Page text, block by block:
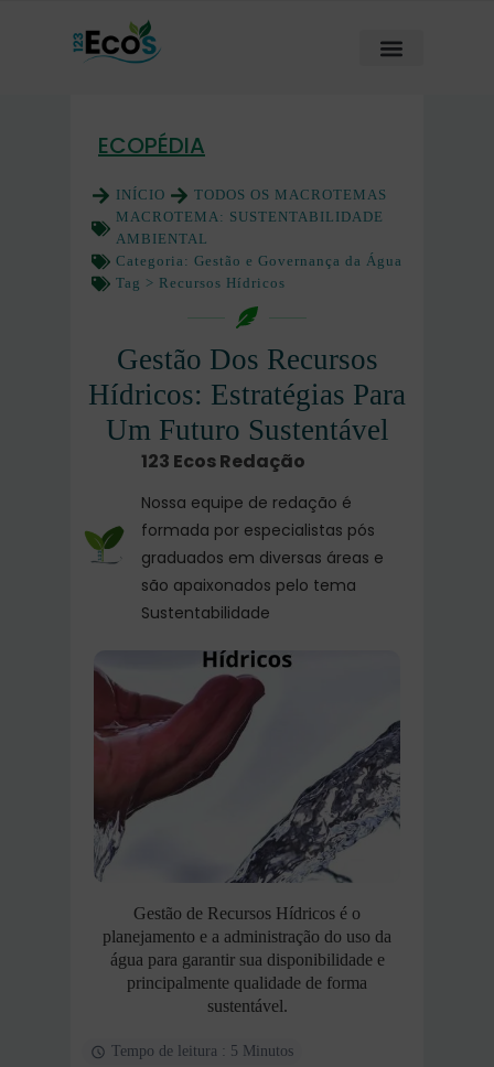
ECOPÉDIA
INÍCIO
TODOS OS MACROTEMAS
MACROTEMA: SUSTENTABILIDADE
AMBIENTAL
Categoria: Gestão e Governança da Água
Tag > Recursos Hídricos
Gestão Dos Recursos
Hídricos: Estratégias Para
Um Futuro Sustentável
123 Ecos Redação
Nossa equipe de redação é
formada por especialistas pós
graduados em diversas áreas e
são apaixonados pelo tema
Sustentabilidade
Gestão de Recursos Hídricos é o
planejamento e a administração do uso da
água para garantir sua disponibilidade e
principalmente qualidade de forma
sustentável.
Tempo de leitura : 5 Minutos